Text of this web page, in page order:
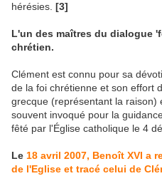
hérésies. [3]
L'un des maîtres du dialogue
chrétien.
Clément est connu pour sa
de la foi chrétienne et son effort
grecque (représentant la raison)
souvent invoqué pour la
fêté par l'Église catholique le 4
Le 18 avril 2007, Benoît XVI a
de l'Eglise et tracé celui de